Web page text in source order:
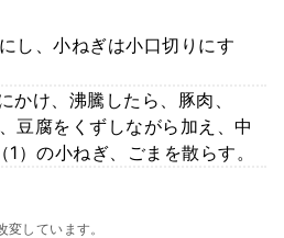
し、小ねぎは小口切りにす
かけ、沸騰したら、豚肉、
豆腐をくずしながら加え、中
）の小ねぎ、ごまを散らす。
しています。